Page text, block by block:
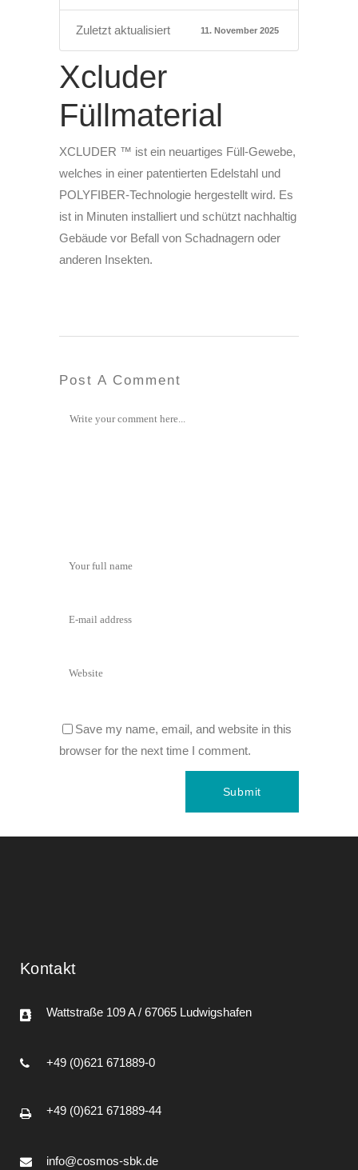
Zuletzt aktualisiert 11. November 2025
Xcluder
Füllmaterial
XCLUDER ™ ist ein neuartiges Füll-Gewebe,
welches in einer patentierten Edelstahl und
POLYFIBER-Technologie hergestellt wird. Es
ist in Minuten installiert und schützt nachhaltig
Gebäude vor Befall von Schadnagern oder
anderen Insekten.
Post A Comment
Save my name, email, and website in this
browser for the next time I comment.
Kontakt
Wattstraße 109 A / 67065 Ludwigshafen
+49 (0)621 671889-0
+49 (0)621 671889-44
info@cosmos-sbk.de